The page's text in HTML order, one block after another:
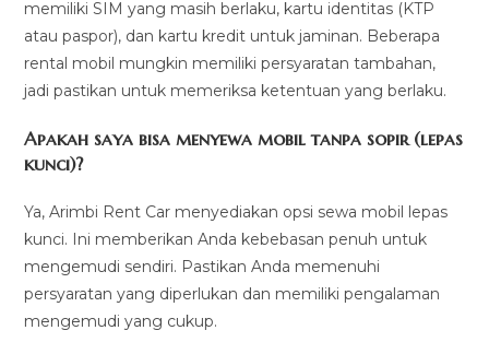
memiliki SIM yang masih berlaku, kartu identitas (KTP
atau paspor), dan kartu kredit untuk jaminan. Beberapa
rental mobil mungkin memiliki persyaratan tambahan,
jadi pastikan untuk memeriksa ketentuan yang berlaku.
Apakah saya bisa menyewa mobil tanpa sopir (lepas
kunci)?
Ya, Arimbi Rent Car menyediakan opsi sewa mobil lepas
kunci. Ini memberikan Anda kebebasan penuh untuk
mengemudi sendiri. Pastikan Anda memenuhi
persyaratan yang diperlukan dan memiliki pengalaman
mengemudi yang cukup.